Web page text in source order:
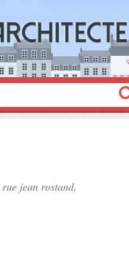
rue jean rostand,